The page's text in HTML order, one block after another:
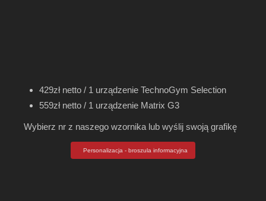
429zł netto / 1 urządzenie TechnoGym Selection
559zł netto / 1 urządzenie Matrix G3
Wybierz nr z naszego wzornika lub wyślij swoją grafikę
Personalizacja - broszula informacyjna